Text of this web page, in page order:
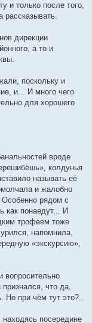
и только после того,
рассказывать.
дирекции
а то и
поскольку и
и... И много чего
для хорошего
вроде
колдунья
называть её
и жалобно
Особенно рядом с
как понаедут... И
трофеем тоже
напомнила,
«экскурсию»,
вопросительно
признался, что да,
Но при чём тут это?..
посередине